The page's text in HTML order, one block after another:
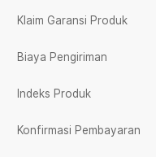
Klaim Garansi Produk
Biaya Pengiriman
Indeks Produk
Konfirmasi Pembayaran